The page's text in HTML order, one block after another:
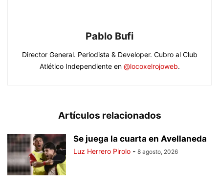
Pablo Bufi
Director General. Periodista & Developer. Cubro al Club
Atlético Independiente en @locoxelrojoweb.
Artículos relacionados
Se juega la cuarta en Avellaneda
Luz Herrero Pirolo - 8 agosto, 2026